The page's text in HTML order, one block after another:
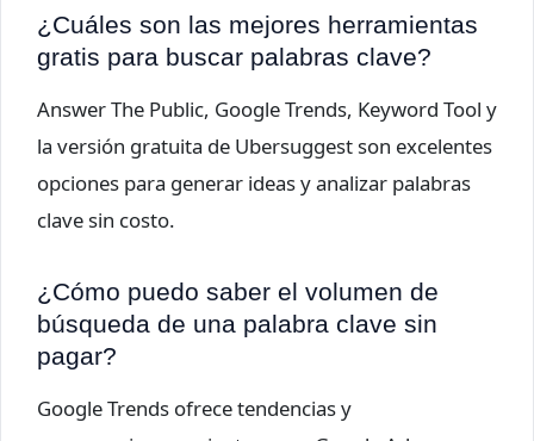
¿Cuáles son las mejores herramientas
gratis para buscar palabras clave?
Answer The Public, Google Trends, Keyword Tool y
la versión gratuita de Ubersuggest son excelentes
opciones para generar ideas y analizar palabras
clave sin costo.
¿Cómo puedo saber el volumen de
búsqueda de una palabra clave sin
pagar?
Google Trends ofrece tendencias y